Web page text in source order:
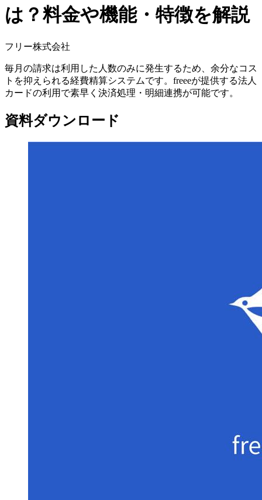
は？料金や機能・特徴を解説
フリー株式会社
毎月の請求は利用した人数のみに発生するため、余分なコス
トを抑えられる経費精算システムです。freeeが提供する法人
カードの利用で素早く決済処理・明細連携が可能です。
資料ダウンロード